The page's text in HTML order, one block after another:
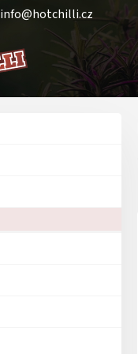
info@hotchilli.cz